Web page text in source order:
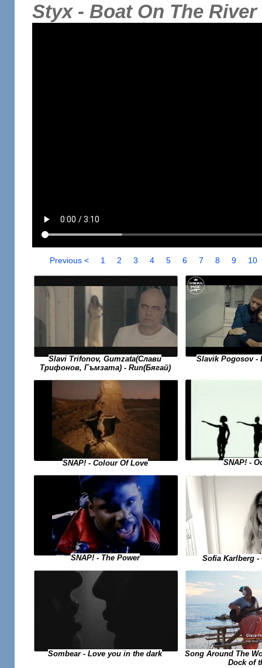
Styx - Boat On The River
Previous < 1 2 3 4 5 6 7 8 9 10
Slavi Trifonov, Gumzata(Слави
Трифонов, Гъмзата) - Run(Бягай)
Slavik Pogosov
SNAP! - Colour Of Love SNAP! -
SNAP! - The Power Sofia Karlberg -
Sombear - Love you in the dark
Song Around The
Dock of